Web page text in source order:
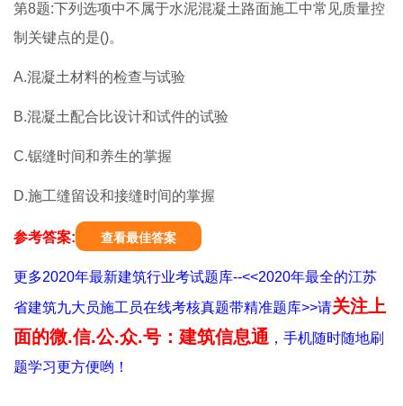
第8题:下列选项中不属于水泥混凝土路面施工中常见质量控
制关键点的是()。
A.混凝土材料的检查与试验
B.混凝土配合比设计和试件的试验
C.锯缝时间和养生的掌握
D.施工缝留设和接缝时间的掌握
参考答案: 查看最佳答案
更多2020年最新建筑行业考试题库--<<2020年最全的江苏
省建筑九大员施工员在线考核真题带精准题库>>请关注上
面的微.信.公.众.号：建筑信息通 ，手机随时随地刷
题学习更方便哟！